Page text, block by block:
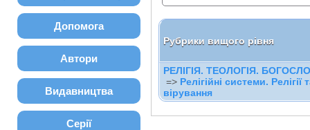
Допомога
Автори
Видавництва
Серії
Рубрики вищого рівня
РЕЛІГІЯ. ТЕОЛОГІЯ.
=> Релігійні системи. Релігії
вірування